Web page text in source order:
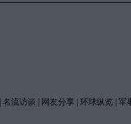
名流访谈 网友分享 环球纵览 军